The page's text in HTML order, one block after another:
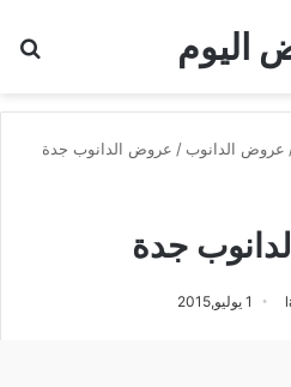
اليوم
عروض الدانوب / عروض الدانوب جدة
جدة
1 يوليو,2015